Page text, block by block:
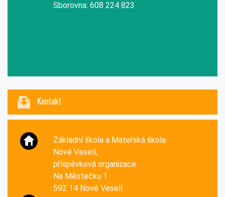
Sborovna: 608 224 823
Kontakt
Základní škola a Mateřská škola
Nové Veselí,
příspěvková organizace
Na Městečku 1
592 14 Nové Veselí